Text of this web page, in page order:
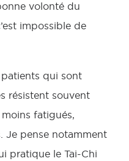
volonté du
impossible de
qui sont
résistent souvent
fatigués,
Je pense notamment
pratique le Tai-Chi